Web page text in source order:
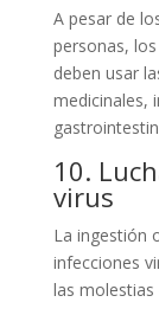
A pesar de
personas,
deben usar
medicinales,
10.
virus
La ingestión
infecciones
las molestias